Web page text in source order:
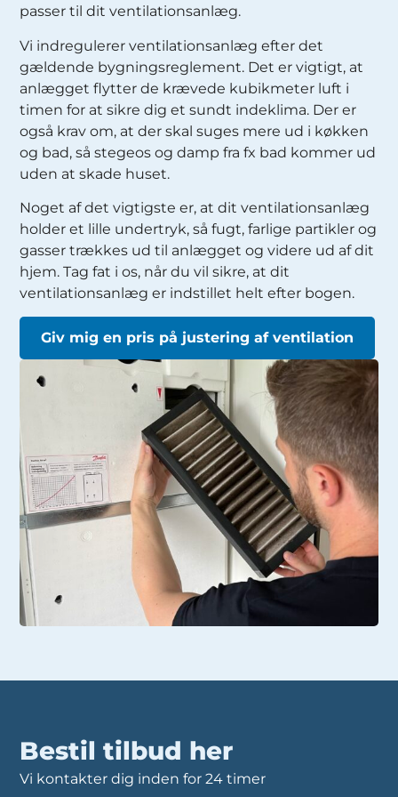
passer til dit ventilationsanlæg.
Vi indregulerer ventilationsanlæg efter det
gældende bygningsreglement. Det er vigtigt, at
anlægget flytter de krævede kubikmeter luft i
timen for at sikre dig et sundt indeklima. Der er
også krav om, at der skal suges mere ud i køkken
og bad, så stegeos og damp fra fx bad kommer ud
uden at skade huset.
Noget af det vigtigste er, at dit ventilationsanlæg
holder et lille undertryk, så fugt, farlige partikler og
gasser trækkes ud til anlægget og videre ud af dit
hjem. Tag fat i os, når du vil sikre, at dit
ventilationsanlæg er indstillet helt efter bogen.
Giv mig en pris på justering af ventilation
Bestil tilbud her
Vi kontakter dig inden for 24 timer